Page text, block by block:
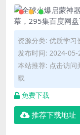
资源分类: 优质学习
发布时间: 2024-05-
本站推荐: 点击访问
载
免费下载
推荐下载地址